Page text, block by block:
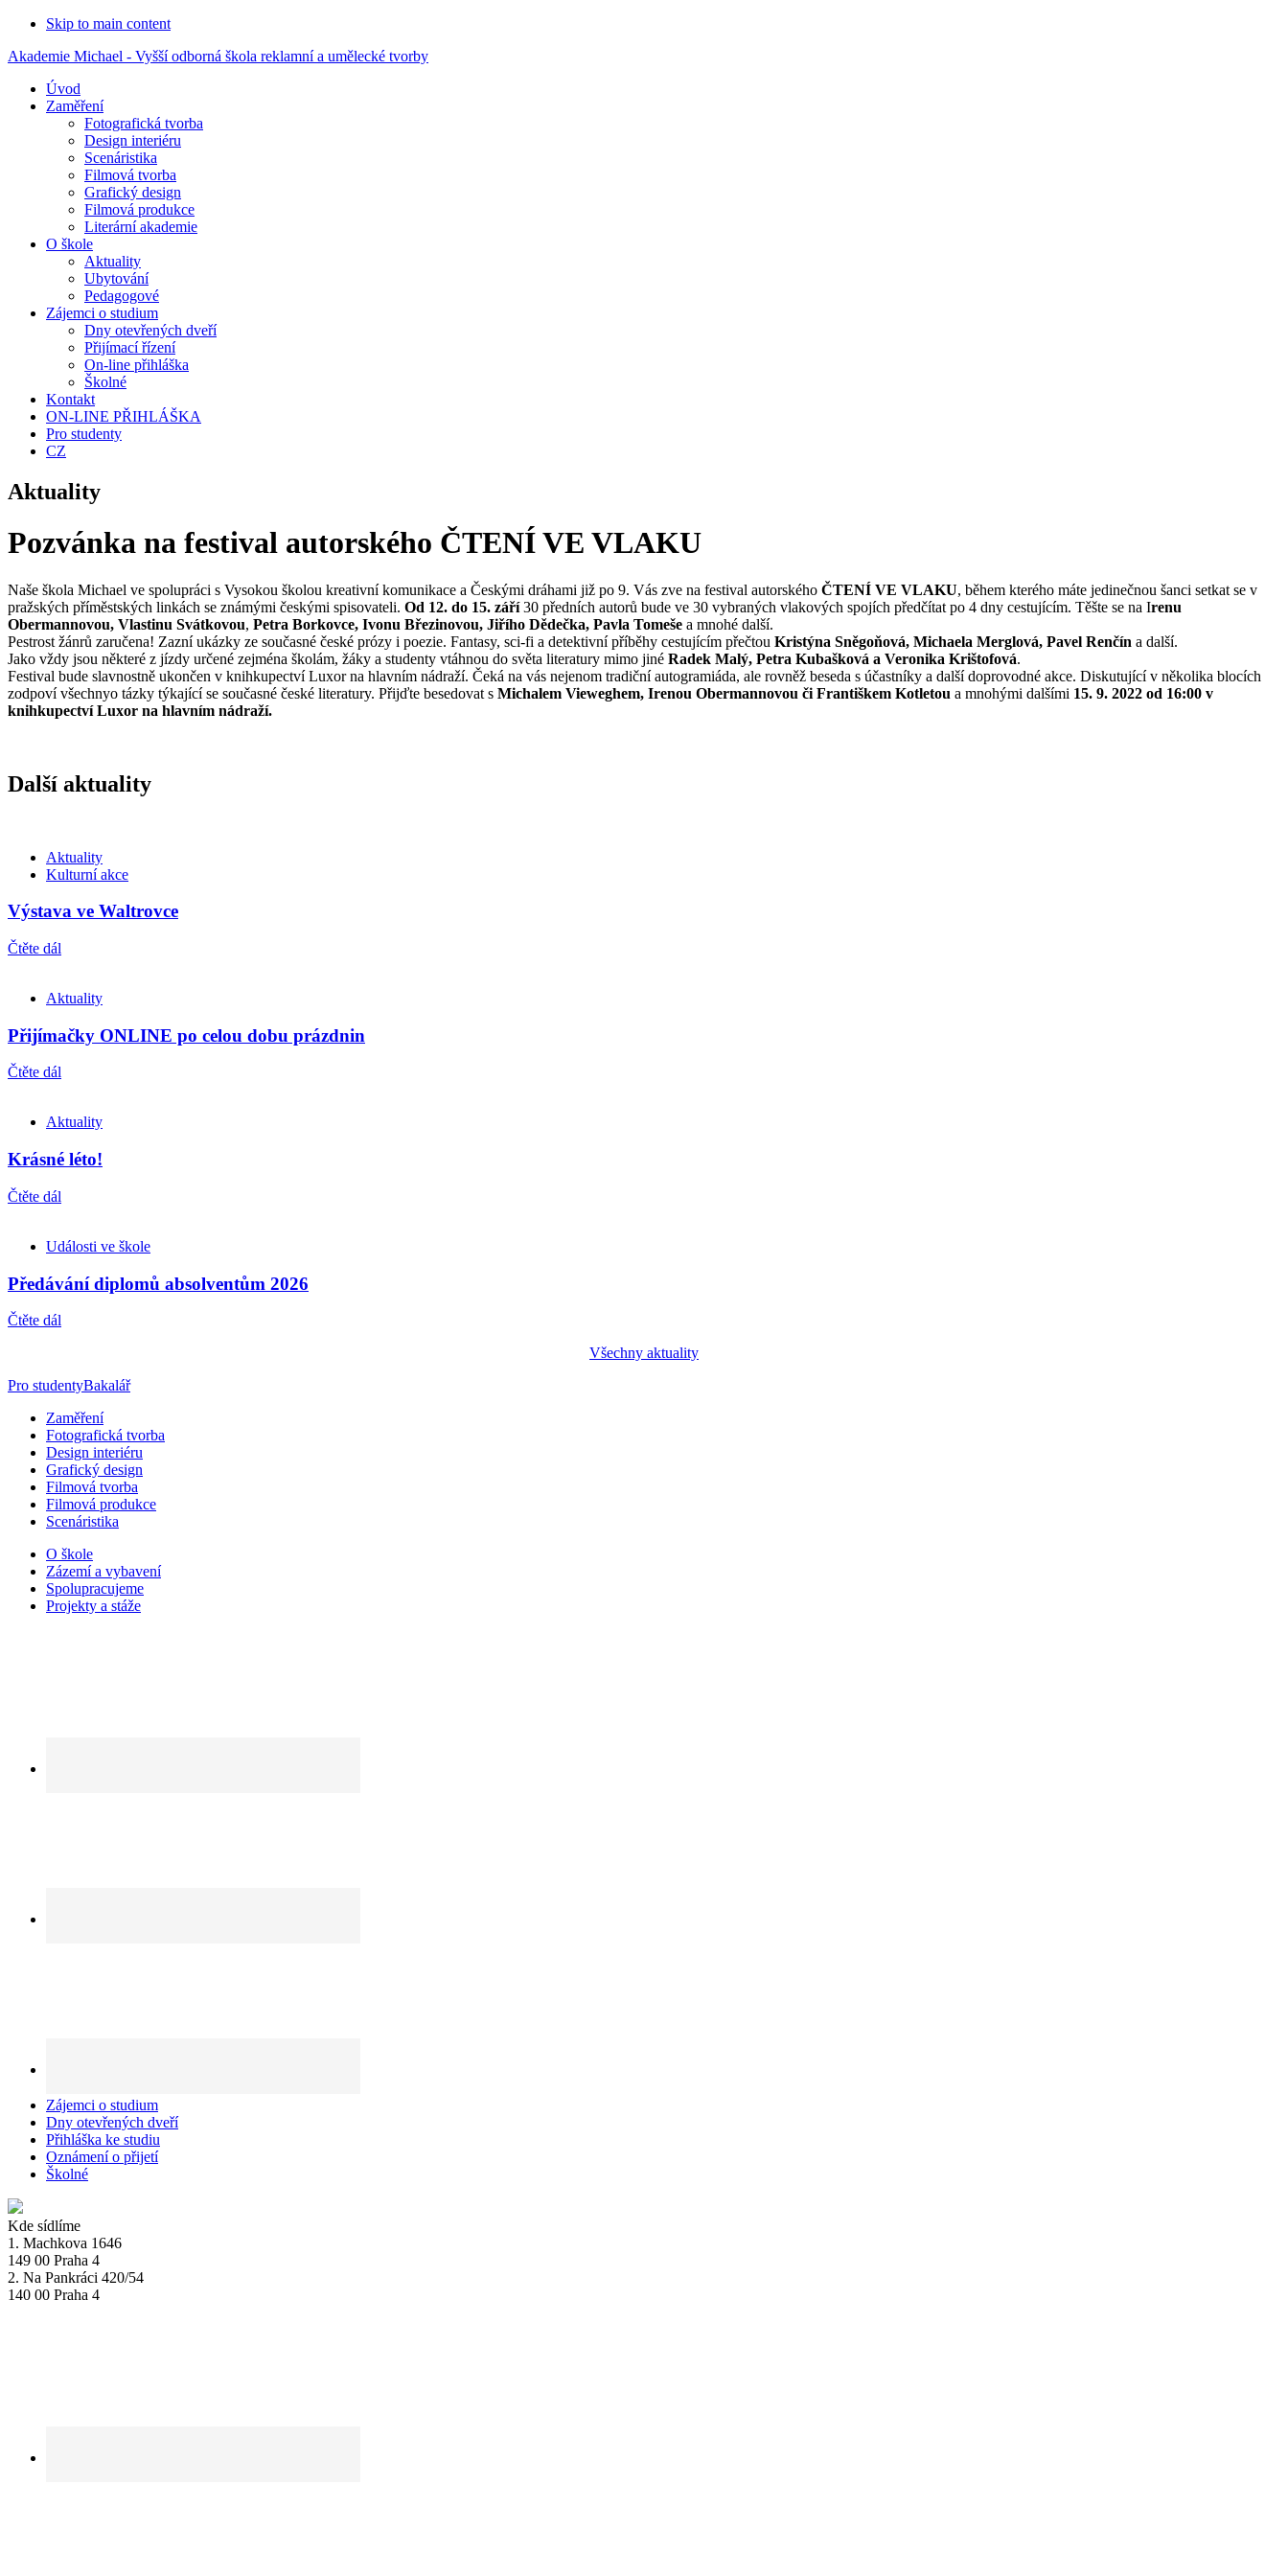
Skip to main content
Akademie Michael - Vyšší odborná škola reklamní a umělecké tvorby
Úvod
Zaměření
Fotografická tvorba
Design interiéru
Scenáristika
Filmová tvorba
Grafický design
Filmová produkce
Literární akademie
O škole
Aktuality
Ubytování
Pedagogové
Zájemci o studium
Dny otevřených dveří
Přijímací řízení
On-line přihláška
Školné
Kontakt
ON-LINE PŘIHLÁŠKA
Pro studenty
CZ
Aktuality
Pozvánka na festival autorského ČTENÍ VE VLAKU
Naše škola Michael ve spolupráci s Vysokou školou kreativní komunikace a Českými dráhami již po 9. Vás zve na festival autorského ČTENÍ VE VLAKU, během kterého máte jedinečnou šanci setkat se v
pražských příměstských linkách se známými českými spisovateli. Od 12. do 15. září30 předních autorů bude ve 30 vybraných vlakových spojích předčítat po 4 dny cestujícím. Těšte se na Irenu
Obermannovou, Vlastinu Svátkovou, Petra Borkovce, Ivonu Březinovou, Jiřího Dědečka, Pavla Tomeše a mnohé další.
Pestrost žánrů zaručena! Zazní ukázky ze současné české prózy i poezie. Fantasy, sci-fi a detektivní příběhy cestujícím přečtou Kristýna Sněgoňová, Michaela Merglová, Pavel Renčín a další.
Jako vždy jsou některé z jízdy určené zejména školám, žáky a studenty vtáhnou do světa literatury mimo jiné Radek Malý, Petra Kubašková a Veronika Krištofová.
Festival bude slavnostně ukončen v knihkupectví Luxor na hlavním nádraží. Čeká na vás nejenom tradiční autogramiáda, ale rovněž beseda s účastníky a další doprovodné akce. Diskutující v několika blocích
zodpoví všechnyo tázky týkající se současné české literatury. Přijďte besedovat s Michalem Vieweghem, Irenou Obermannovou či Františkem Kotletou a mnohými dalšími 15. 9. 2022 od 16:00 v
knihkupectví Luxor na hlavním nádraží.
Další aktuality
Aktuality
Kulturní akce
Výstava ve Waltrovce
Čtěte dál
Aktuality
Přijímačky ONLINE po celou dobu prázdnin
Čtěte dál
Aktuality
Krásné léto!
Čtěte dál
Události ve škole
Předávání diplomů absolventům 2026
Čtěte dál
Všechny aktuality
Pro studentyBakalář
Zaměření
Fotografická tvorba
Design interiéru
Grafický design
Filmová tvorba
Filmová produkce
Scenáristika
O škole
Zázemí a vybavení
Spolupracujeme
Projekty a stáže
Zájemci o studium
Dny otevřených dveří
Přihláška ke studiu
Oznámení o přijetí
Školné
Kde sídlíme
1. Machkova 1646
149 00 Praha 4
2. Na Pankráci 420/54
140 00 Praha 4